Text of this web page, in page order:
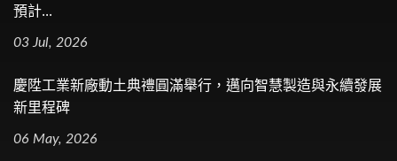
預計...
03 Jul, 2026
慶陞工業新廠動土典禮圓滿舉行，邁向智慧製造與永續發展
新里程碑
06 May, 2026